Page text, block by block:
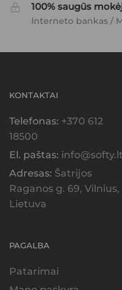
100% saugūs
Interneto bankas /
KONTAKTAI
Telefonas: +370 612
18500
El. paštas: info@softy.lt
Adresas: Šatrijos
Raganos g. 69, Vilnius,
Lietuva
PAGALBA
Patarimai